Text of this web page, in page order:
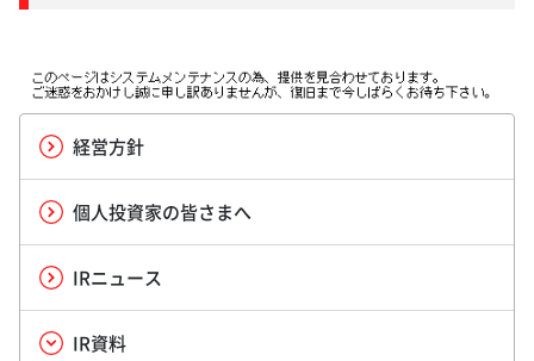
経営方針
個人投資家の皆さまへ
IRニュース
IR資料